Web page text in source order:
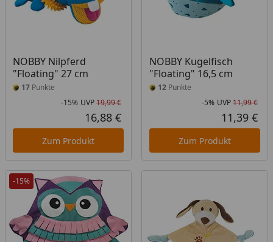
NOBBY Nilpferd
"Floating" 27 cm
17 Punkte
Rabatt in Prozent
-15%
Ursprünglicher Preis
UVP19,99 €
Aktueller Preis
16,88 €
Zum Produkt
NOBBY Kugelfisch
"Floating" 16,5 cm
12Punkte
-5% UVP11,99 €
11,39 €
Zum Produkt
-15%